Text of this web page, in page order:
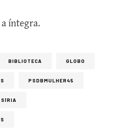
íntegra.
BIBLIOTECA GLOBO
PSDBMULHER45
SÍRIA